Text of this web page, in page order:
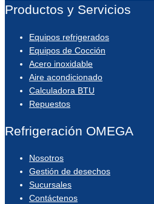
Productos y Servicios
Equipos refrigerados
Equipos de Cocción
Acero inoxidable
Aire acondicionado
Calculadora BTU
Repuestos
Refrigeración OMEGA
Nosotros
Gestión de desechos
Sucursales
Contáctenos